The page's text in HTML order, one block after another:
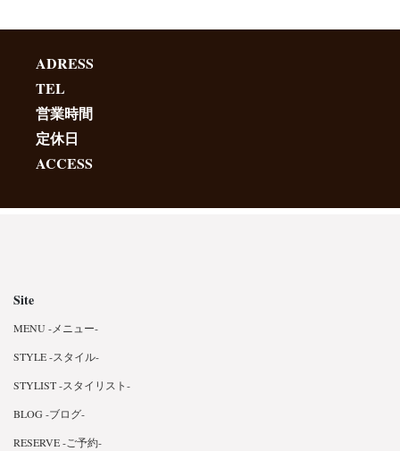
ADRESS
TEL
営業時間
定休日
ACCESS
Site
MENU -メニュー-
STYLE -スタイル-
STYLIST -スタイリスト-
BLOG -ブログ-
RESERVE -ご予約-